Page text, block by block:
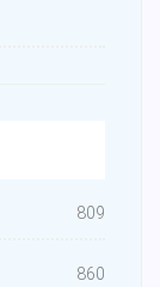
809
860